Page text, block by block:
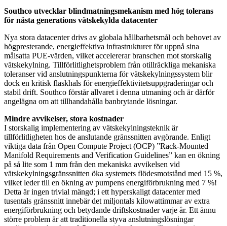
Southco utvecklar blindmatningsmekanism med hög tolerans
för nästa generations vätskekylda datacenter
Nya stora datacenter drivs av globala hållbarhetsmål och behovet av
högpresterande, energieffektiva infrastrukturer för uppnå sina
målsatta PUE-värden, vilket accelererar branschen mot storskalig
vätskekylning. Tillförlitlighetsproblem från otillräckliga mekaniska
toleranser vid anslutningspunkterna för vätskekylningssystem blir
dock en kritisk flaskhals för energieffektivitetsuppgraderingar och
stabil drift. Southco förstår allvaret i denna utmaning och är därför
angelägna om att tillhandahålla banbrytande lösningar.
Mindre avvikelser, stora kostnader
I storskalig implementering av vätskekylningsteknik är
tillförlitligheten hos de anslutande gränssnitten avgörande. Enligt
viktiga data från Open Compute Project (OCP) ”Rack-Mounted
Manifold Requirements and Verification Guidelines” kan en ökning
på så lite som 1 mm från den mekaniska avvikelsen vid
vätskekylningsgränssnitten öka systemets flödesmotstånd med 15 %,
vilket leder till en ökning av pumpens energiförbrukning med 7 %!
Detta är ingen trivial mängd; i ett hyperskaligt datacenter med
tusentals gränssnitt innebär det miljontals kilowattimmar av extra
energiförbrukning och betydande driftskostnader varje år. Ett ännu
större problem är att traditionella styva anslutningslösningar